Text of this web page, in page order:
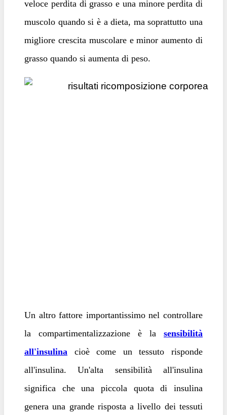
veloce perdita di grasso e una minore perdita di
muscolo quando si è a dieta, ma soprattutto una
migliore crescita muscolare e minor aumento di
grasso quando si aumenta di peso.
Un altro fattore importantissimo nel controllare
la compartimentalizzazione è la sensibilità
all'insulina cioè come un tessuto risponde
all'insulina. Un'alta sensibilità all'insulina
significa che una piccola quota di insulina
genera una grande risposta a livello dei tessuti